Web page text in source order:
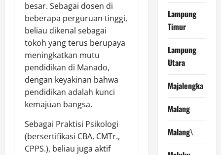
besar. Sebagai dosen di
beberapa perguruan tinggi,
beliau dikenal sebagai
tokoh yang terus berupaya
meningkatkan mutu
pendidikan di Manado,
dengan keyakinan bahwa
pendidikan adalah kunci
kemajuan bangsa.
Sebagai Praktisi Psikologi
(bersertifikasi CBA, CMTr.,
CPPS.), beliau juga aktif
Lampung
Timur
Lampung
Utara
Majalengka
Malang
Malang\